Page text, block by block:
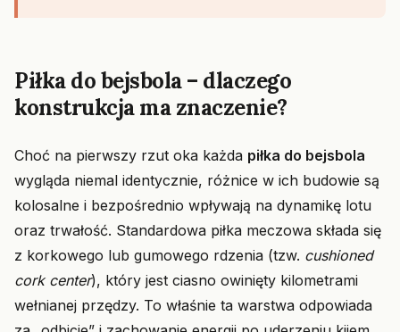
Piłka do bejsbola – dlaczego
konstrukcja ma znaczenie?
Choć na pierwszy rzut oka każda piłka do bejsbola
wygląda niemal identycznie, różnice w ich budowie są
kolosalne i bezpośrednio wpływają na dynamikę lotu
oraz trwałość. Standardowa piłka meczowa składa się
z korkowego lub gumowego rdzenia (tzw. cushioned
cork center), który jest ciasno owinięty kilometrami
wełnianej przędzy. To właśnie ta warstwa odpowiada